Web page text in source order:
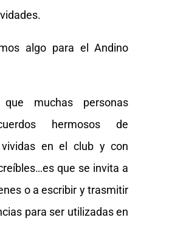
algo para el Andino
muchas personas
hermosos de
vividas en el club y con
que se invita a
o a escribir y trasmitir
para ser utilizadas en